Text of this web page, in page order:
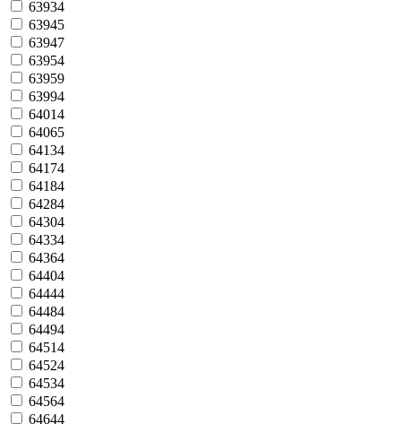
63934
63945
63947
63954
63959
63994
64014
64065
64134
64174
64184
64284
64304
64334
64364
64404
64444
64484
64494
64514
64524
64534
64564
64644